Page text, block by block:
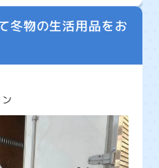
冬物の生活用品をお